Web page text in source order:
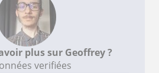
plus sur Geoffrey ?
verifiées